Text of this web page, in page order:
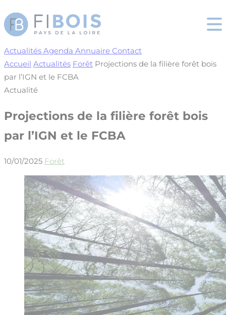
Actualités Agenda Annuaire Contact
Accueil Actualités Forêt Projections de la filière forêt bois
par l’IGN et le FCBA
Actualité
Projections de la filière forêt bois
par l’IGN et le FCBA
10/01/2025 Forêt